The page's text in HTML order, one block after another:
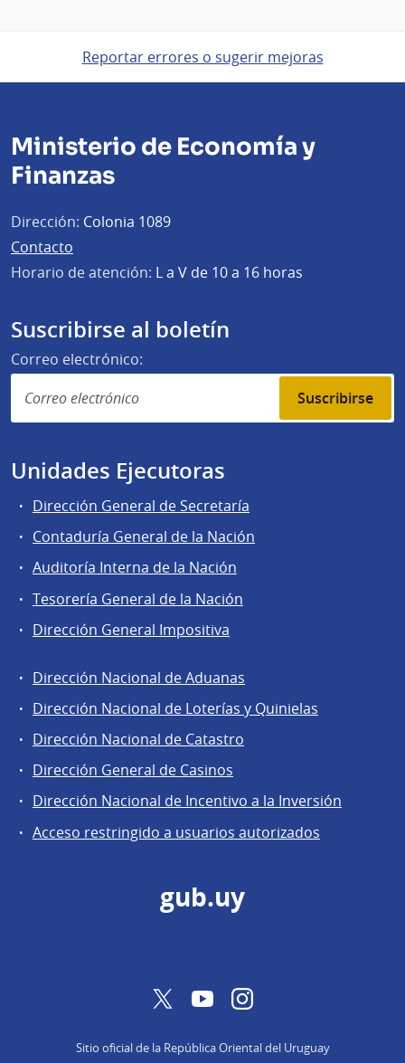
Reportar errores o sugerir mejoras
Ministerio de Economía y
Finanzas
Dirección: Colonia 1089
Contacto
Horario de atención: L a V de 10 a 16 horas
Suscribirse al boletín
Correo electrónico:
Suscribirse
Unidades Ejecutoras
Dirección General de Secretaría
Contaduría General de la Nación
Auditoría Interna de la Nación
Tesorería General de la Nación
Dirección General Impositiva
Áreas
de
la
Dirección
General
de
Secretaría
Dirección Nacional de Aduanas
Dirección Nacional de Loterías y Quinielas
Dirección Nacional de Catastro
Dirección General de Casinos
Dirección Nacional de Incentivo a la Inversión
Acceso restringido a usuarios autorizados
gub.uy
TwitterYouTubeInstagram
Sitio oficial de la República Oriental del Uruguay